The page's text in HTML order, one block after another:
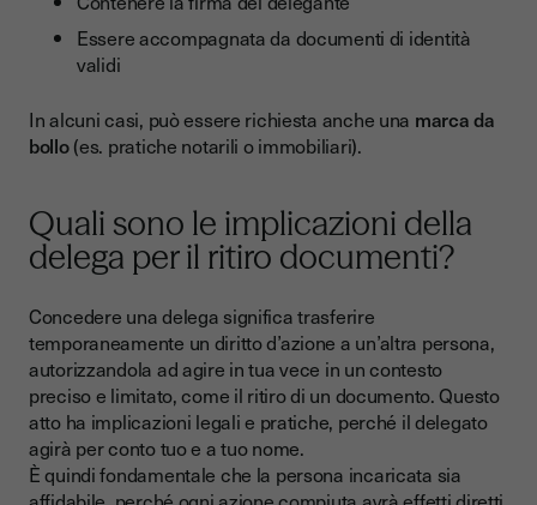
Essere accompagnata da documenti di identità
validi
In alcuni casi, può essere richiesta anche una marca da
bollo(es. pratiche notarili o immobiliari).
Quali sono le implicazioni della
delega per il ritiro documenti?
Concedere una delega significa trasferire
temporaneamente un diritto d’azione a un’altra persona,
autorizzandola ad agire in tua vece in un contesto
preciso e limitato, come il ritiro di un documento. Questo
atto ha implicazioni legali e pratiche, perché il delegato
agirà per conto tuo e a tuo nome.
È quindi fondamentale che la persona incaricata sia